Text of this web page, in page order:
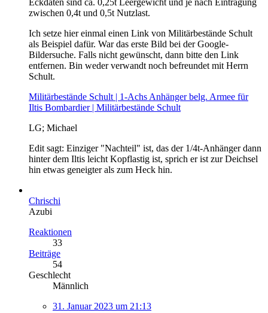
Eckdaten sind ca. 0,25t Leergewicht und je nach Eintragung
zwischen 0,4t und 0,5t Nutzlast.
Ich setze hier einmal einen Link von Militärbestände Schult
als Beispiel dafür. War das erste Bild bei der Google-
Bildersuche. Falls nicht gewünscht, dann bitte den Link
entfernen. Bin weder verwandt noch befreundet mit Herrn
Schult.
Militärbestände Schult | 1-Achs Anhänger belg. Armee für
Iltis Bombardier | Militärbestände Schult
LG; Michael
Edit sagt: Einziger "Nachteil" ist, das der 1/4t-Anhänger dann
hinter dem Iltis leicht Kopflastig ist, sprich er ist zur Deichsel
hin etwas geneigter als zum Heck hin.
Chrischi
Azubi
Reaktionen
33
Beiträge
54
Geschlecht
Männlich
31. Januar 2023 um 21:13